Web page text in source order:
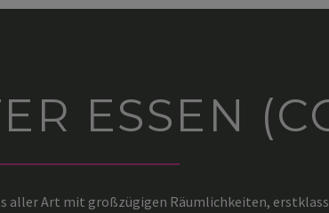
ESSEN
aller Art mit großzügigen Räumlichkeiten,